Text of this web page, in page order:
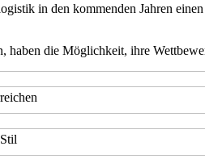
in den kommenden Jahren
die Möglichkeit, ihre